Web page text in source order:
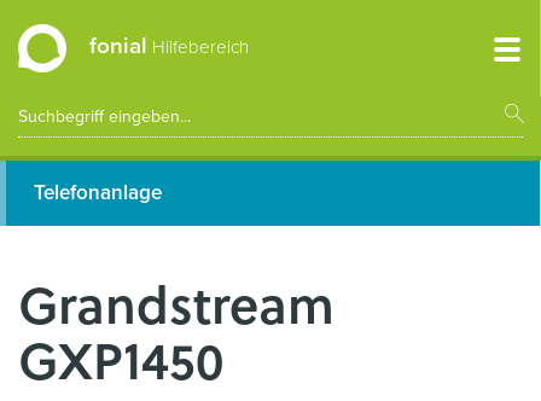
fonial Hilfebereich
Telefonanlage
Grandstream
GXP1450